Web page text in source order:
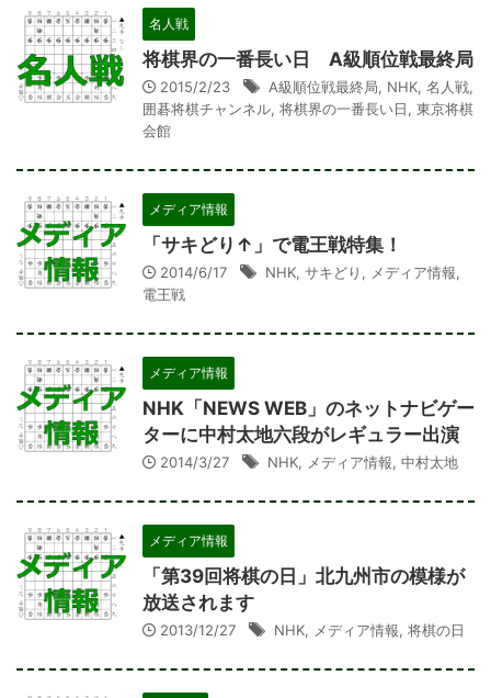
名人戦
将棋界の一番長い日 A級順位戦最終局
2015/2/23 A級順位戦最終局, NHK, 名人戦,
囲碁将棋チャンネル, 将棋界の一番長い日, 東京将棋
会館
メディア情報
「サキどり↑」で電王戦特集！
2014/6/17 NHK, サキどり , メディア情報,
電王戦
メディア情報
NHK「NEWS WEB」のネットナビゲー
ターに中村太地六段がレギュラー出演
2014/3/27 NHK, メディア情報, 中村太地
メディア情報
「第39回将棋の日」北九州市の模様が
放送されます
2013/12/27 NHK, メディア情報, 将棋の日